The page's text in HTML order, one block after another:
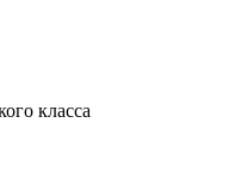
класса